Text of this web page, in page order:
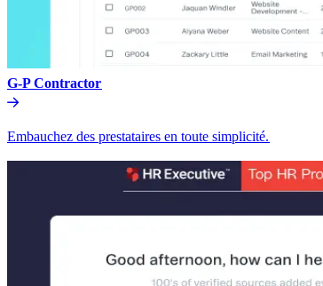
G-P Contractor​​
Embauchez des prestataires en toute simplicité.​​